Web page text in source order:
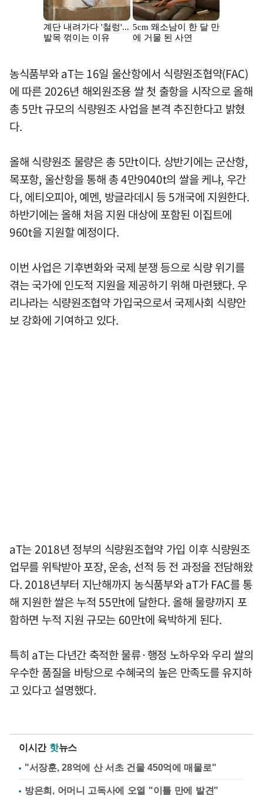
농식품부와 aT는 16일 울산항에서 식량원조협약(FAC)
에 따른 2026년 해외원조용 쌀 첫 출항을 시작으로 올해
총 5만t 규모의 식량원조 사업을 본격 추진한다고 밝혔
다.
올해 식량원조 물량은 총 5만t이다. 상반기에는 군산항,
목포항, 울산항을 통해 총 4만9040t의 쌀을 케냐, 우간
다, 에티오피아, 예멘, 방글라데시 등 5개국에 지원한다.
하반기에는 올해 처음 지원 대상에 포함된 이집트에
960t을 지원할 예정이다.
이번 사업은 기후변화와 국제 분쟁 등으로 식량 위기를
겪는 국가에 인도적 지원을 제공하기 위해 마련됐다. 우
리나라는 식량원조협약 가입국으로서 국제사회 식량안
보 강화에 기여하고 있다.
aT는 2018년 정부의 식량원조협약 가입 이후 식량원조
업무를 위탁받아 포장, 운송, 선적 등 전 과정을 전담해왔
다. 2018년부터 지난해까지 농식품부와 aT가 FAC를 통
해 지원한 쌀은 누적 55만t에 달한다. 올해 물량까지 포
함하면 누적 지원 규모는 60만t에 육박하게 된다.
특히 aT는 다년간 축적한 물류·행정 노하우와 우리 쌀의
우수한 품질을 바탕으로 수혜국의 높은 만족도를 유지하
고 있다고 설명했다.
이시간 핫뉴스
"서장훈, 28억에 산 서초 건물 450억에 매물로"
방은희, 어머니 고독사에 오열 "이틀 만에 발견"